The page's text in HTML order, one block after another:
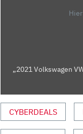
DEUTSCH,
FAHRBERICHT
AUSFAHRT.TV“
VON
YOUTUBE
„2021 Volkswagen
CYBERDEALS